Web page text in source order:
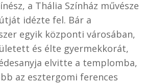
a Thália Színház művésze
idézte fel. Bár a
egyik központi városában,
és élte gyermekkorát,
elvitte a templomba,
az esztergomi ferences